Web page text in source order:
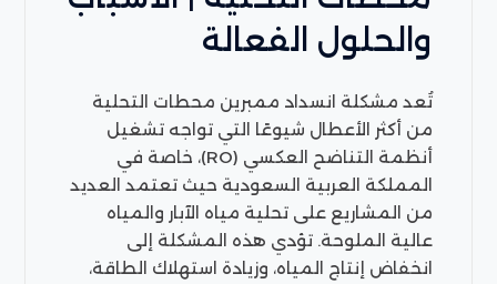
والحلول الفعالة
تُعد مشكلة انسداد ممبرين محطات التحلية
من أكثر الأعطال شيوعًا التي تواجه تشغيل
أنظمة التناضح العكسي (RO)، خاصة في
المملكة العربية السعودية حيث تعتمد العديد
من المشاريع على تحلية مياه الآبار والمياه
عالية الملوحة. تؤدي هذه المشكلة إلى
انخفاض إنتاج المياه، وزيادة استهلاك الطاقة،